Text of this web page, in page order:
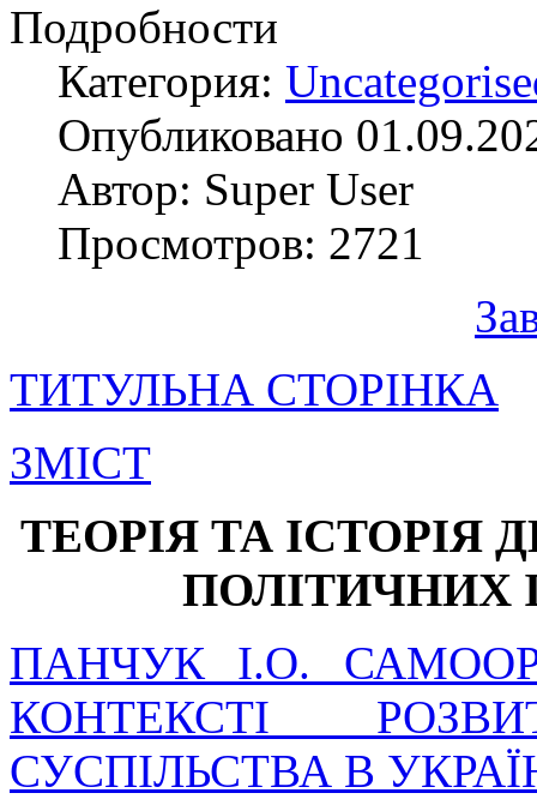
Подробности
Категория:
Опубликовано
Автор: Super User
Просмотров: 2721
ТИТУЛЬНА СТОРІНКА
ЗМІСТ
ТЕОРІЯ ТА ІСТОРІЯ
ПОЛІТИЧНИХ
ПАНЧУК І.О.
КОНТЕКСТІ
СУСПІЛЬСТВА В